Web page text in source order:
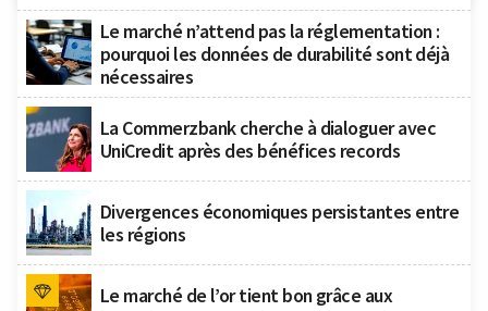
Le marché n’attend pas la réglementation :
pourquoi les données de durabilité sont déjà
nécessaires
La Commerzbank cherche à dialoguer avec
UniCredit après des bénéfices records
Divergences économiques persistantes entre
les régions
Le marché de l’or tient bon grâce aux